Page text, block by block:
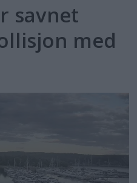
savnet
med